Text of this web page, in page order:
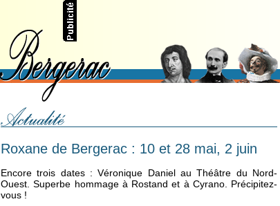
Roxane de Bergerac : 10 et 28 mai, 2 juin
Encore trois dates : Véronique Daniel au Théâtre du Nord-
Ouest. Superbe hommage à Rostand et à Cyrano. Précipitez-
vous !